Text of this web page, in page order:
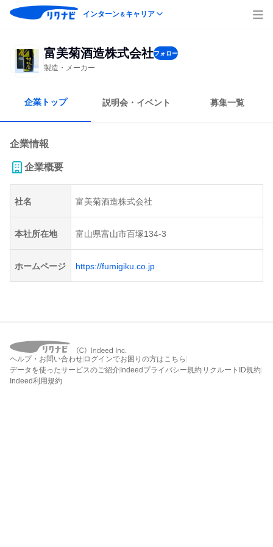
インターン＆キャリア
富美菊酒造株式会社フォロー
製造・メーカー
企業トップ 説明会・イベント 募集一覧
企業情報
企業概要
社名 富美菊酒造株式会社
本社所在地 富山県富山市百塚134-3
ホームページ https://fumigiku.co.jp
ヘルプ・お問い合わせ ログインでお困りの方はこちら
データを使ったサービスのご紹介 Indeedプライバシー規約 リクルートID規約
Indeed利用規約